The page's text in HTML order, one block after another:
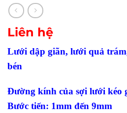
Liên hệ
Lưới dập giãn, lưới quả
bén
Đường kính của sợi lưới kéo
Bước tiến: 1mm đến 9mm